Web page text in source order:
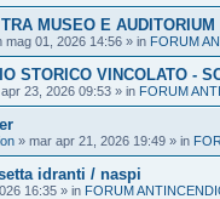
MUSEO E AUDITORIUM
mag 01, 2026 14:56 » in FORUM
STORICO VINCOLATO -
23, 2026 09:53 » in FORUM
» mar apr 21, 2026 19:49 » in
idranti / naspi
16:35 » in FORUM